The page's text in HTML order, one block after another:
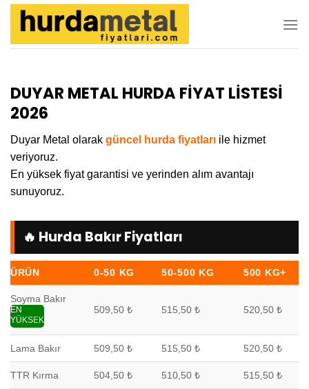
İçeriğe
DUYAR METAL HURDA FİYAT LİSTESİ
2026
Duyar Metal olarak güncel hurda fiyatları ile hizmet
veriyoruz.
En yüksek fiyat garantisi ve yerinden alım avantajı
sunuyoruz.
🔥 Hurda Bakır Fiyatları
ÜRÜN 0-50 KG 50-500 KG 500 KG+
Soyma Bakır
EN
YÜKSEK
509,50 ₺ 515,50 ₺ 520,50 ₺
Lama Bakır 509,50 ₺ 515,50 ₺ 520,50 ₺
TTR Kırma 504,50 ₺ 510,50 ₺ 515,50 ₺